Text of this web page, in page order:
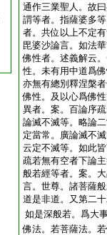
通作三業聖人。故
謂等者。指薩婆多
者。共位以上不定
毘婆沙論言。如法
佛性者。述義解云
性。未有用中道爲
亦無有總別釋涅槃
佛性。及以心爲佛
異者。案。百論序
論滅不滅等。略論
定當常。廣論滅不
云定不滅等。如此
疏若無有空者下論
般若經等者。案。
言。世尊。諸菩薩
道是非道。又第二
如是深般若。爲大
佛法。若菩薩法。